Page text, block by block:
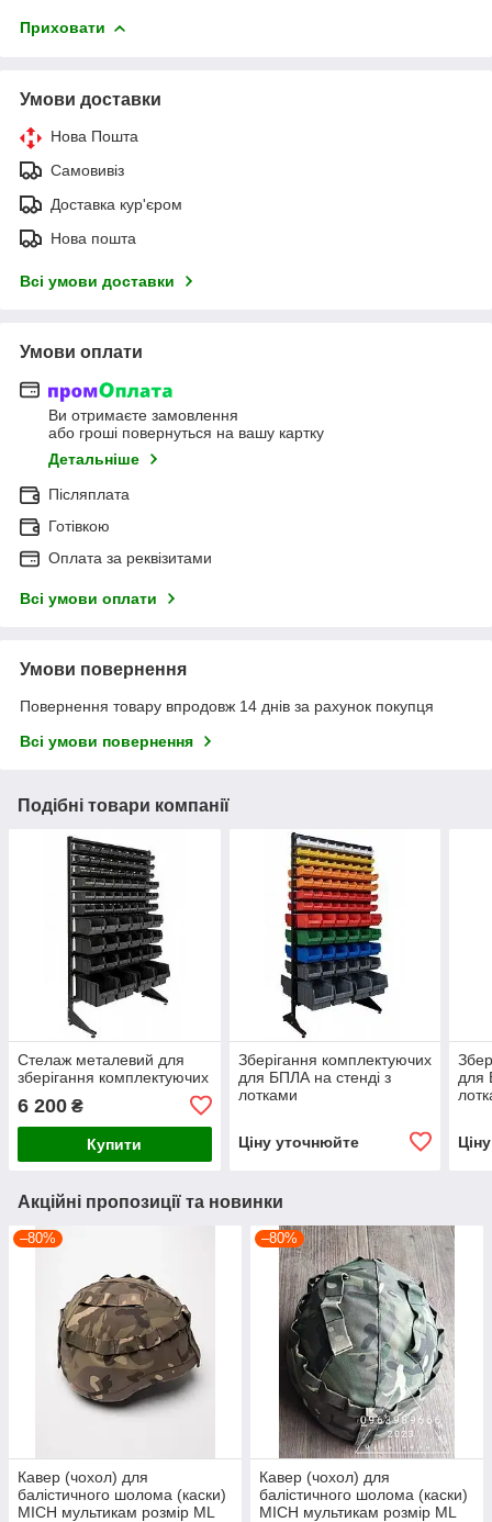
Приховати
Умови доставки
Нова Пошта
Самовивіз
Доставка кур'єром
Нова пошта
Всі умови доставки
Умови оплати
Ви отримаєте замовлення
або гроші повернуться на вашу картку
Детальніше
Післяплата
Готівкою
Оплата за реквізитами
Всі умови оплати
Умови повернення
Повернення товару впродовж 14 днів за рахунок покупця
Всі умови повернення
Подібні товари компанії
Стелаж металевий для
зберігання комплектуючих
6 200 ₴
Купити
Зберігання комплектуючих
для БПЛА на стенді з
лотками
Ціну уточнюйте
для
Акційні пропозиції та новинки
–80%
Кавер (чохол) для
балістичного шолома (каски)
MICH мультикам розмір МL
–80%
Кавер (чохол) для
балістичного шолома (каски)
MICH мультикам розмір МL